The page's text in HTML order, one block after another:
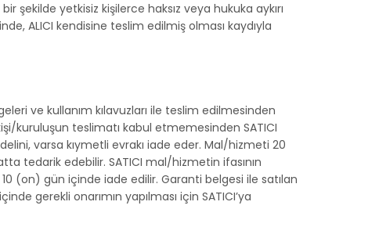
şekilde yetkisiz kişilerce haksız veya hukuka aykırı
ALICI kendisine teslim edilmiş olması kaydıyla
ve kullanım kılavuzları ile teslim edilmesinden
kuruluşun teslimatı kabul etmemesinden SATICI
varsa kıymetli evrakı iade eder. Mal/hizmeti 20
tedarik edebilir. SATICI mal/hizmetin ifasının
(on) gün içinde iade edilir. Garanti belgesi ile satılan
gerekli onarımın yapılması için SATICI’ya